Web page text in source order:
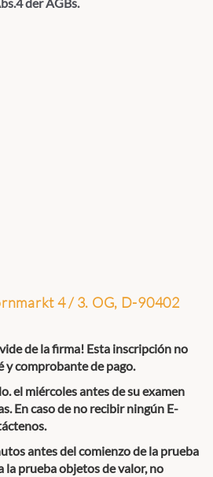
4 / 3. OG, D-90402
de la firma! Esta inscripción no
y comprobante de pago.
el miércoles antes de su examen
En caso de no recibir ningún E-
antes del comienzo de la prueba
la prueba objetos de valor, no